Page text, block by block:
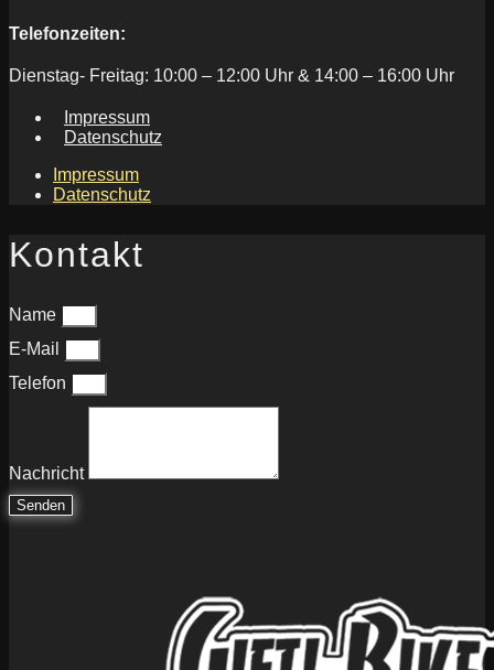
Telefonzeiten:
Dienstag- Freitag: 10:00 – 12:00 Uhr & 14:00 – 16:00 Uhr
Impressum
Datenschutz
Impressum
Datenschutz
Kontakt
Name
E-Mail
Telefon
Nachricht
Senden